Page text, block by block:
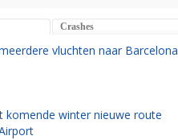
Crashes
vluchten naar Barcelona
komende winter nieuwe route